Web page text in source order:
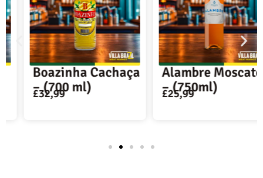
Boazinha Cachaça
– (700 ml)
32,99
Alambre Moscatel
– (750ml)
25,99